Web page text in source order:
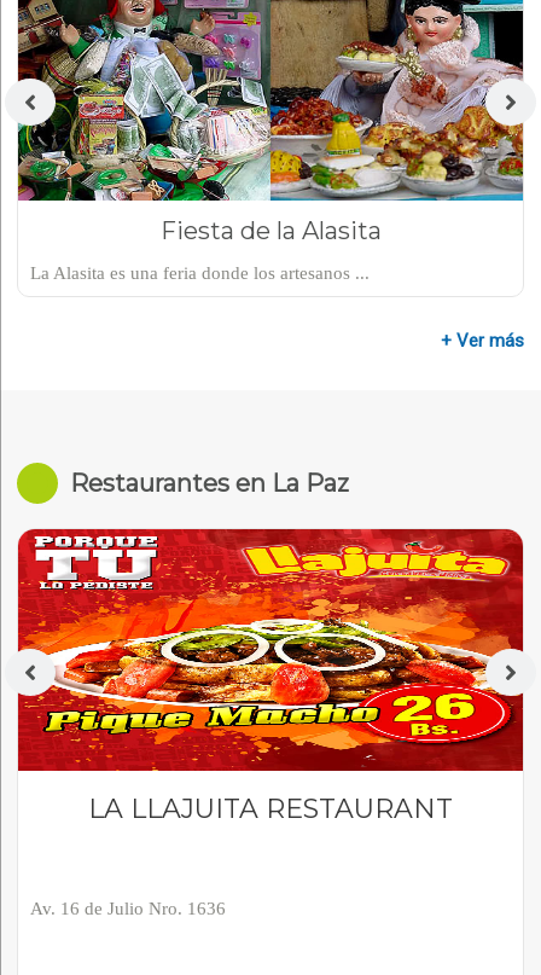
Fiesta de la Alasita
La Alasita es una feria donde los artesanos ...
+ Ver más
Restaurantes en La Paz
LA LLAJUITA RESTAURANT
Av. 16 de Julio Nro. 1636